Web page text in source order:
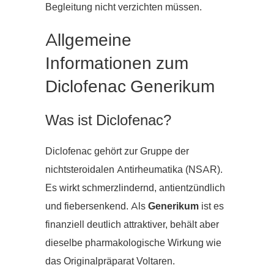
Begleitung nicht verzichten müssen.
Allgemeine
Informationen zum
Diclofenac Generikum
Was ist Diclofenac?
Diclofenac gehört zur Gruppe der
nichtsteroidalen Antirheumatika (NSAR).
Es wirkt schmerzlindernd, antientzündlich
und fiebersenkend. AlsGenerikum ist es
finanziell deutlich attraktiver, behält aber
dieselbe pharmakologische Wirkung wie
das Originalpräparat Voltaren.